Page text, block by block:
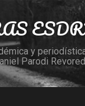
y
Parodi